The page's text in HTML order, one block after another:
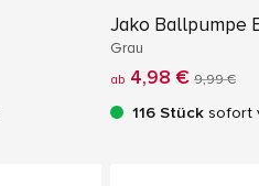
Jako Ballpumpe
Grau
ab 4,98 € 9,99 €
116 Stück sofort